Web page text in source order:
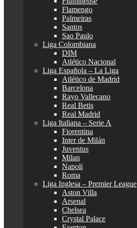
Flamengo
Palmeiras
Santos
Sao Paulo
Liga Colombiana
DIM
Atlético Nacional
Liga Española – La Liga
Atlético de Madrid
Barcelona
Rayo Vallecano
Real Betis
Real Madrid
Liga Italiana – Serie A
Fiorentina
Inter de Milán
Juventus
Milan
Napoli
Roma
Liga Inglesa – Premier League
Aston Villa
Arsenal
Chelsea
Crystal Palace